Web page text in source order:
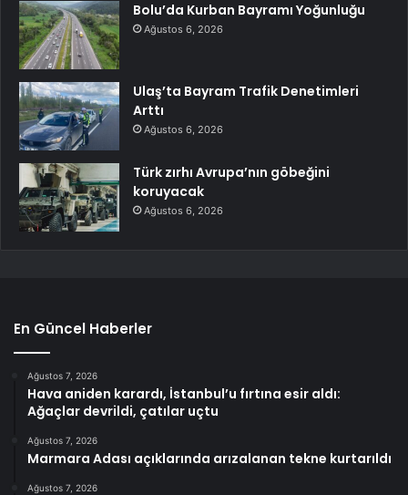
Bolu’da Kurban Bayramı Yoğunluğu
Ağustos 6, 2026
Ulaş’ta Bayram Trafik Denetimleri
Arttı
Ağustos 6, 2026
Türk zırhı Avrupa’nın göbeğini
koruyacak
Ağustos 6, 2026
En Güncel Haberler
Ağustos 7, 2026
Hava aniden karardı, İstanbul’u fırtına esir aldı:
Ağaçlar devrildi, çatılar uçtu
Ağustos 7, 2026
Marmara Adası açıklarında arızalanan tekne kurtarıldı
Ağustos 7, 2026